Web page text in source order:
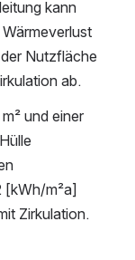
kann
Nutzfläche
ab.
und einer
[kWh/m²a]
Zirkulation.